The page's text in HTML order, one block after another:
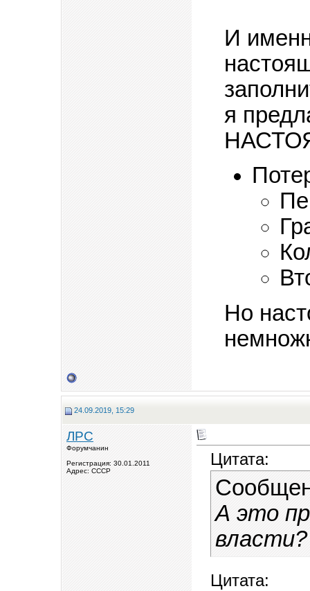
И
я
Но
24.09.2019, 15:29
ЛРС
Форумчанин
Регистрация: 30.01.2011
Адрес: СССР
Цитата:
А это
власти?
Цитата: